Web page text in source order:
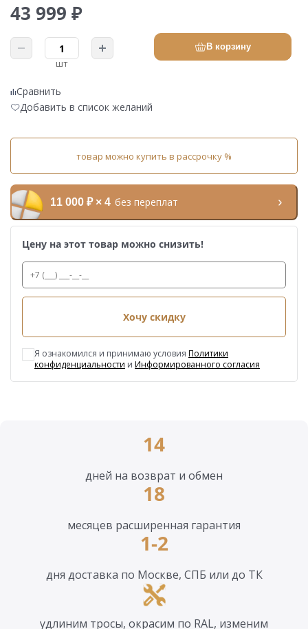
43 999 ₽
шт
В корзину
Сравнить
Добавить в список желаний
товар можно купить в рассрочку %
11 000 ₽ × 4 без переплат
Цену на этот товар можно снизить!
Хочу скидку
Я ознакомился и принимаю условия Политики
конфиденциальности и Информированного согласия
14
дней на возврат и обмен
18
месяцев расширенная гарантия
1-2
дня доставка по Москве, СПБ или до ТК
удлиним тросы, окрасим по RAL, изменим